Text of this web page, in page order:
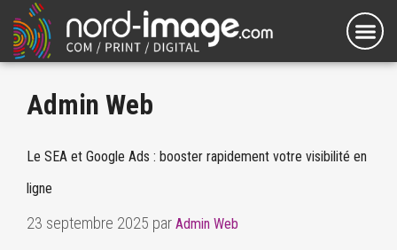
Admin Web
Le SEA et Google Ads : booster rapidement votre visibilité en
ligne
23 septembre 2025 par Admin Web